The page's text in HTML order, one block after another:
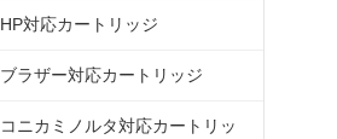
HP対応カートリッジ
ブラザー対応カートリッジ
コニカミノルタ対応カートリッ